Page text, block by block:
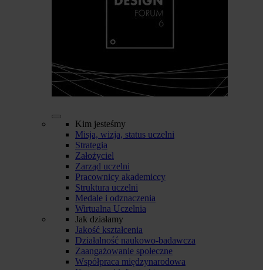
Kim jesteśmy
Misja, wizja, status uczelni
Strategia
Założyciel
Zarząd uczelni
Pracownicy akademiccy
Struktura uczelni
Medale i odznaczenia
Wirtualna Uczelnia
Jak działamy
Jakość kształcenia
Działalność naukowo-badawcza
Zaangażowanie społeczne
Współpraca międzynarodowa